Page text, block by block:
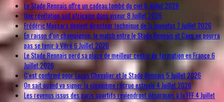
Le Stade Rennais offre un cadeau tombé du ciel8 Juillet 2026
Une révélation sud africaine dans viseur8 Juillet 2026
Frédéric Massara devient directeur technique de la Juventus 7 Juillet 2026
En raison d’un champignon, le match entre le Stade Rennais et Caen ne pourra
pas se tenir à Vitré6 Juillet 2026
Le Stade Rennais perd sa place de meilleur centre de formation en France 6
Juillet 2026
C’est confirmé pour Lucas Chevalier et le Stade Rennais5 Juillet 2026
On sait quand va signer la cinquième recrue estivale 4 Juillet 2026
Les revenus issus des paris sportifs reviendront désormais à la FFF4 Juillet